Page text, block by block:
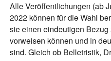
Alle Veröffentlichungen (ab
2022 können für die Wahl
sie einen eindeutigen
vorweisen können und in
sind. Gleich ob Belletristik,